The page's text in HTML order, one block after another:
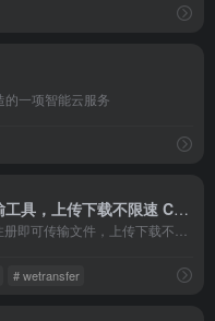
一项智能云服务
奶牛快传｜免费大文件传输工具，上传下载不限速 CowTransfer
# wetransfer